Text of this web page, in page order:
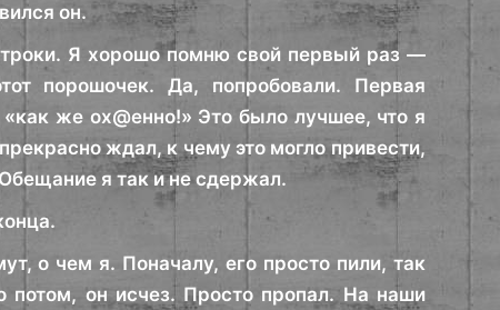
он.
Я хорошо помню свой первый раз —
порошочек. Да, попробовали. Первая
же ох@енно!» Это было лучшее, что я
ждал, к чему это могло привести,
я так и не сдержал.
о чем я. Поначалу, его просто пили, так
он исчез. Просто пропал. На наши